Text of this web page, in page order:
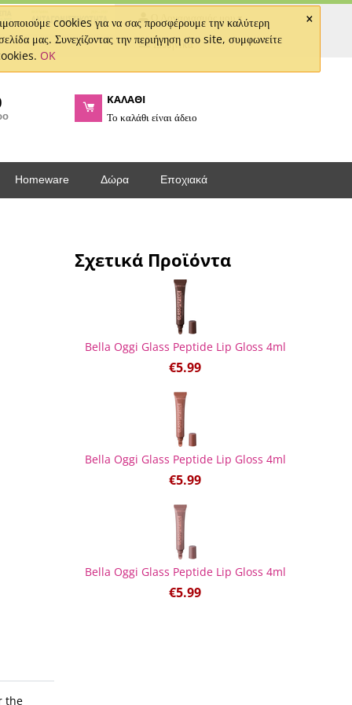
×
cookies για να σας προσφέρουμε την καλύτερη
μας. Συνεχίζοντας την περιήγηση στο site, συμφωνείτε
OK
Ο Λογαριασμός μου
Ελληνικά
ΚΑΛΑΘΙ
Το καλάθι είναι άδειο
Homeware Δώρα Εποχιακά
the
Σχετικά Προϊόντα
Bella Oggi Glass Peptide Lip Gloss 4ml
€5.99
Bella Oggi Glass Peptide Lip Gloss 4ml
€5.99
Bella Oggi Glass Peptide Lip Gloss 4ml
€5.99